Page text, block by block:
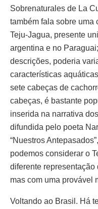
Sobrenaturales de La
também fala sobre uma
Teju-Jagua, presente
argentina e no
descrições, poderia
características
sete cabeças de
cabeças, é bastante
inserida na narrativa
difundida pelo poeta
“Nuestros
podemos considerar o
diferente representação
mas com uma provável
Voltando ao Brasil. Há